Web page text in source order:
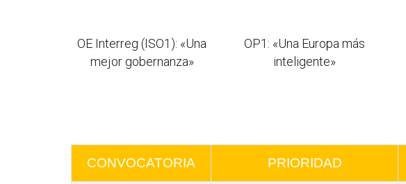
OE Interreg (ISO1): «Una
mejor gobernanza»
OP1: «Una Europa más
inteligente»
CONVOCATORIA PRIORIDAD